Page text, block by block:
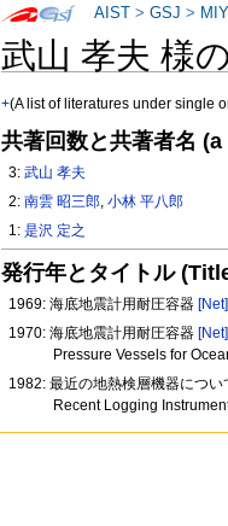
武山 孝夫 様
+(A list of literatures under single
共著回数と共著者名
3:武山 孝夫
2:南雲 昭三郎,小林 平八郎
1:是沢 定之
発行年とタイトル
1969: 海底地震計用耐圧容器 [Net]
1970: 海底地震計用耐圧容器 [Net]
Pressure Vessels for
1982: 最近の地熱検層機器につい
Recent Logging
AIST >GSJ >